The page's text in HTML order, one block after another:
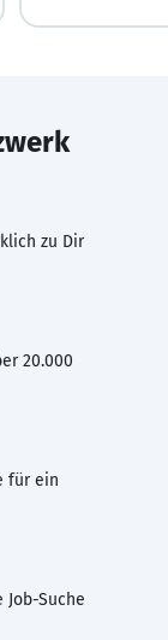
zu Dir
20.000
für ein
Suche